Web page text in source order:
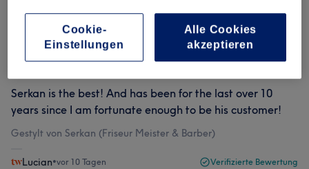
Geschrieben von unseren Kunden, damit du weißt, was
dich in jedem Salon erwartet.
Serkan is the best! And has been for the last over 10
years since I am fortunate enough to be his customer!
Gestylt von Serkan (Friseur Meister & Barber)
Lucian•vor 10 Tagen Verifizierte Bewertung
Cookie-
Einstellungen
Alle Cookies
akzeptieren